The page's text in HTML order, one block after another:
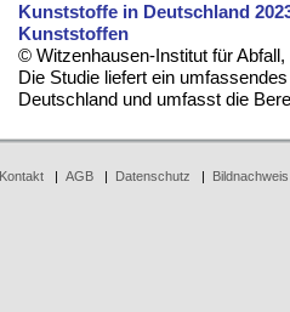
Kunststoffe in Deutschland
Kunststoffen
© Witzenhausen-Institut für
Die Studie liefert ein
Deutschland und umfasst die
Kontakt| AGB| Datenschutz Bildnachweis